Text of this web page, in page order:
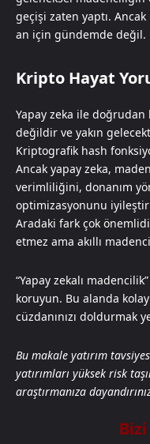
geçişi zaten yaptı. Ancak
an için gündemde değil.
Kripto Hayat
Yapay zeka ile
değildir ve yakın
Kriptografik hash
Ancak yapay zeka,
verimliliğini, donanım
optimizasyonunu
Aradaki fark çok
etmez ama akıllı
“Yapay zekalı
koruyun. Bu alanda
cüzdanınızı doldurmak
Bu makale yatırım
yatırımları yüksek risk
araştırmanıza